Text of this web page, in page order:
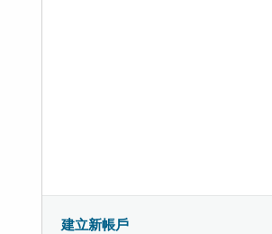
建立新帳戶